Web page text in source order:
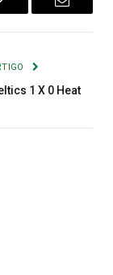
E-
1 X 0 Heat